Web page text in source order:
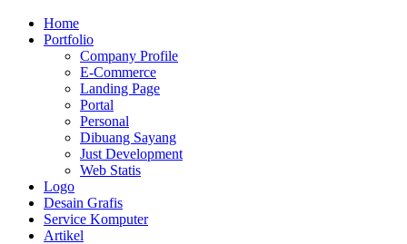
Home
Portfolio
Company Profile
E-Commerce
Landing Page
Portal
Personal
Dibuang Sayang
Just Development
Web Statis
Logo
Desain Grafis
Service Komputer
Artikel